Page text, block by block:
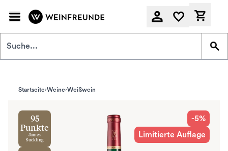
Startseite Weine Weißwein
95
Punkte
James
Suckling
-5%
Limitierte Auflage